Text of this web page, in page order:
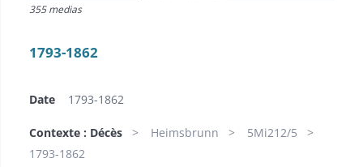
355 medias
1793-1862
Date 1793-1862
Contexte : Décès Heimsbrunn
5Mi212/5
1793-1862